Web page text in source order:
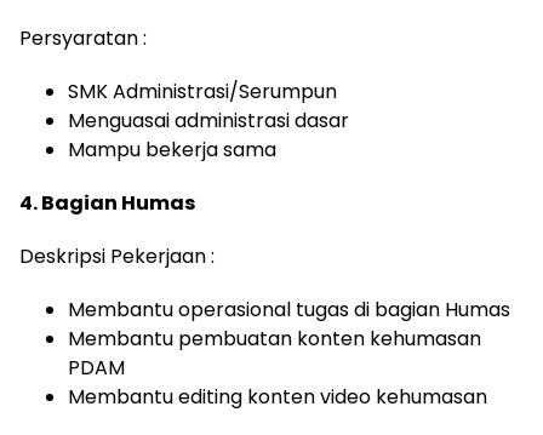
Persyaratan :
SMK Administrasi/Serumpun
Menguasai administrasi dasar
Mampu bekerja sama
4. Bagian Humas
Deskripsi Pekerjaan :
Membantu operasional tugas di bagian Humas
Membantu pembuatan konten kehumasan
PDAM
Membantu editing konten video kehumasan